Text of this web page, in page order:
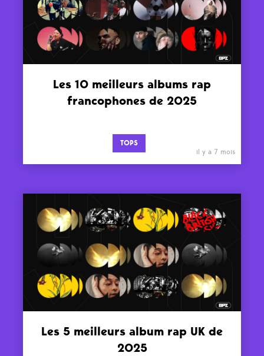
Les 10 meilleurs albums rap
francophones de 2025
TOPS
il y a 7 mois
Les 5 meilleurs album rap UK de
2025